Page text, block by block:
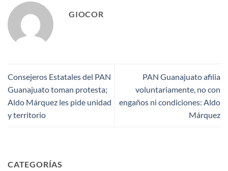
GIOCOR
Consejeros Estatales del PAN
Guanajuato toman protesta;
Aldo Márquez les pide unidad
y territorio
PAN Guanajuato afilia
voluntariamente, no con
engaños ni condiciones: Aldo
Márquez
CATEGORÍAS